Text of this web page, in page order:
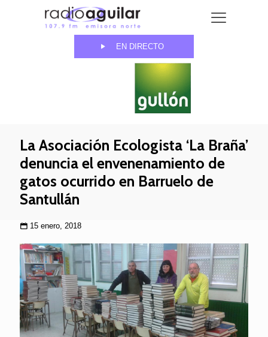
EN DIRECTO
La Asociación Ecologista ‘La Braña’
denuncia el envenenamiento de
gatos ocurrido en Barruelo de
Santullán
15 enero, 2018